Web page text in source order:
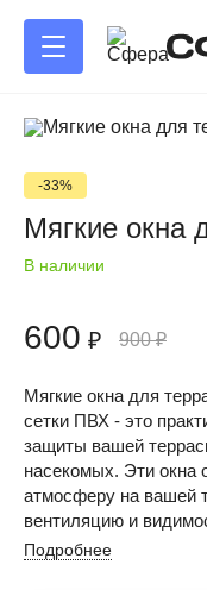
-33%
Мягкие окна
В наличии
600 ₽ 900₽
Мягкие окна для
сетки ПВХ - это
защиты вашей
насекомых. Эти окна
атмосферу на вашей
вентиляцию и
Подробнее